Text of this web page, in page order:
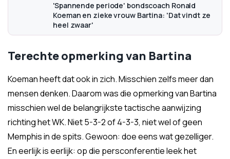
'Spannende periode' bondscoach Ronald
Koeman en zieke vrouw Bartina: 'Dat vindt ze
heel zwaar'
Terechte opmerking van Bartina
Koeman heeft dat ook in zich. Misschien zelfs meer dan
mensen denken. Daarom was die opmerking van Bartina
misschien wel de belangrijkste tactische aanwijzing
richting het WK. Niet 5-3-2 of 4-3-3, niet wel of geen
Memphis in de spits. Gewoon: doe eens wat gezelliger.
En eerlijk is eerlijk: op die persconferentie leek het